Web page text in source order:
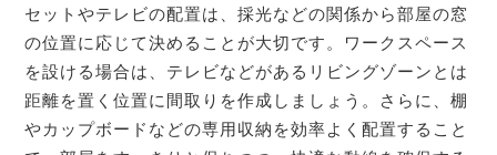
セットやテレビの配置は、採光などの関係から部屋の窓
の位置に応じて決めることが大切です。ワークスペース
を設ける場合は、テレビなどがあるリビングゾーンとは
距離を置く位置に間取りを作成しましょう。さらに、棚
やカップボードなどの専用収納を効率よく配置すること